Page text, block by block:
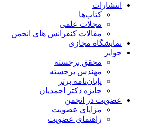
انتشارات
کتاب‌ها
مجلات علمی
مقالات کنفرانس های انجمن
نمایشگاه مجازی
جوایز
محقق برجسته
مهندس برجسته
پایان‌نامه برتر
جایزه دکتر احمدیان
عضویت در انجمن
مزایای عضویت
راهنمای عضویت